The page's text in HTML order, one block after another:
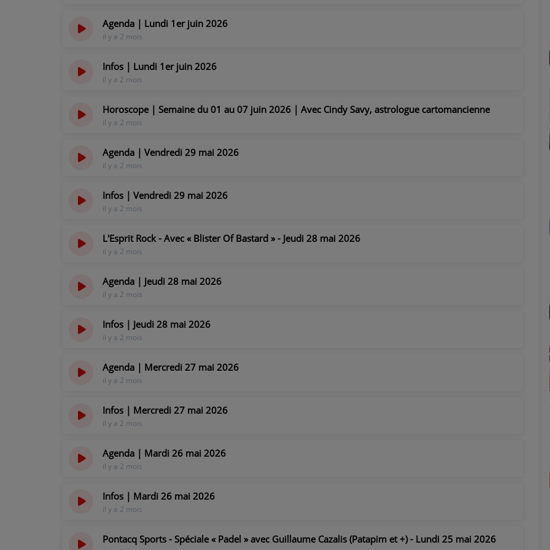
Agenda | Lundi 1er juin 2026
il y a 2 mois
Infos | Lundi 1er juin 2026
il y a 2 mois
Horoscope | Semaine du 01 au 07 juin 2026 | Avec Cindy Savy, astrologue cartomancienne
il y a 2 mois
Agenda | Vendredi 29 mai 2026
il y a 2 mois
Infos | Vendredi 29 mai 2026
il y a 2 mois
L'Esprit Rock - Avec « Blister Of Bastard » - Jeudi 28 mai 2026
il y a 2 mois
Agenda | Jeudi 28 mai 2026
il y a 2 mois
Infos | Jeudi 28 mai 2026
il y a 2 mois
Agenda | Mercredi 27 mai 2026
il y a 2 mois
Infos | Mercredi 27 mai 2026
il y a 2 mois
Agenda | Mardi 26 mai 2026
il y a 2 mois
Infos | Mardi 26 mai 2026
il y a 2 mois
Pontacq Sports - Spéciale « Padel » avec Guillaume Cazalis (Patapim et +) - Lundi 25 mai 2026